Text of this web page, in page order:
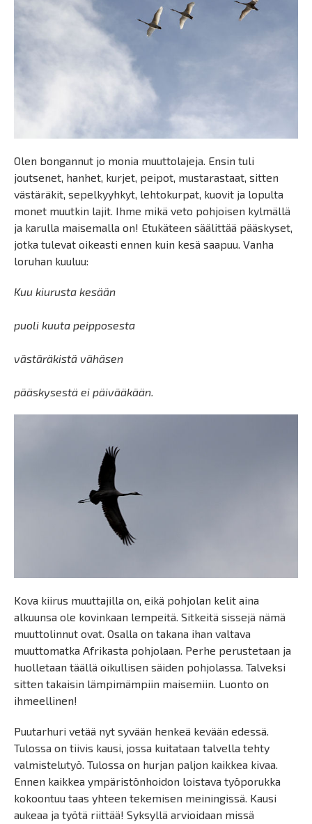
Olen bongannut jo monia muuttolajeja. Ensin tuli
joutsenet, hanhet, kurjet, peipot, mustarastaat, sitten
västäräkit, sepelkyyhkyt, lehtokurpat, kuovit ja lopulta
monet muutkin lajit. Ihme mikä veto pohjoisen kylmällä
ja karulla maisemalla on! Etukäteen säälittää pääskyset,
jotka tulevat oikeasti ennen kuin kesä saapuu. Vanha
loruhan kuuluu:
Kuu kiurusta kesään
puoli kuuta peipposesta
västäräkistä vähäsen
pääskysestä ei päivääkään.
Kova kiirus muuttajilla on, eikä pohjolan kelit aina
alkuunsa ole kovinkaan lempeitä. Sitkeitä sissejä nämä
muuttolinnut ovat. Osalla on takana ihan valtava
muuttomatka Afrikasta pohjolaan. Perhe perustetaan ja
huolletaan täällä oikullisen säiden pohjolassa. Talveksi
sitten takaisin lämpimämpiin maisemiin. Luonto on
ihmeellinen!
Puutarhuri vetää nyt syvään henkeä kevään edessä.
Tulossa on tiivis kausi, jossa kuitataan talvella tehty
valmistelutyö. Tulossa on hurjan paljon kaikkea kivaa.
Ennen kaikkea ympäristönhoidon loistava työporukka
kokoontuu taas yhteen tekemisen meiningissä. Kausi
aukeaa ja työtä riittää! Syksyllä arvioidaan missä